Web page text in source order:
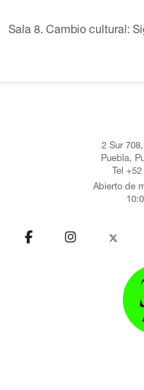
Sala 8. Cambio cultural:
2 Sur
Puebla,
Tel
Abierto de